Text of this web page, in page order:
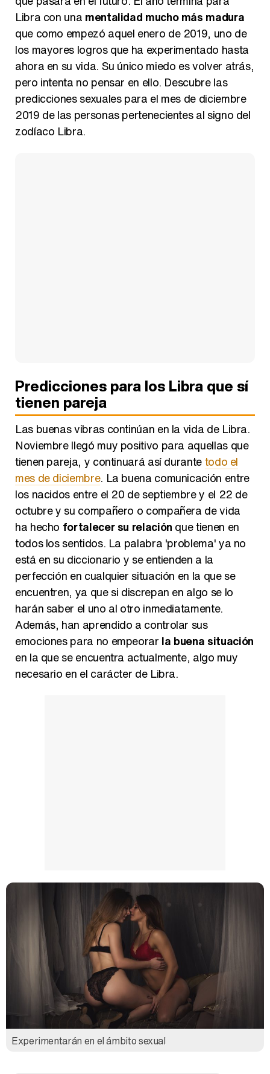
Libra con una mentalidad mucho más madura
que como empezó aquel enero de 2019, uno de
los mayores logros que ha experimentado hasta
ahora en su vida. Su único miedo es volver atrás,
pero intenta no pensar en ello. Descubre las
predicciones sexuales para el mes de diciembre
2019 de las personas pertenecientes al signo del
zodíaco Libra.
Predicciones para los Libra que sí
tienen pareja
Las buenas vibras continúan en la vida de Libra.
Noviembre llegó muy positivo para aquellas que
tienen pareja, y continuará así durantetodo el
mes de diciembre. La buena comunicación entre
los nacidos entre el 20 de septiembre y el 22 de
octubre y su compañero o compañera de vida
ha hecho fortalecer su relación que tienen en
todos los sentidos. La palabra 'problema' ya no
está en su diccionario y se entienden a la
perfección en cualquier situación en la que se
encuentren, ya que si discrepan en algo se lo
harán saber el uno al otro inmediatamente.
Además, han aprendido a controlar sus
emociones para no empeorar la buena situación
en la que se encuentra actualmente, algo muy
necesario en el carácter de Libra.
Experimentarán en el ámbito sexual